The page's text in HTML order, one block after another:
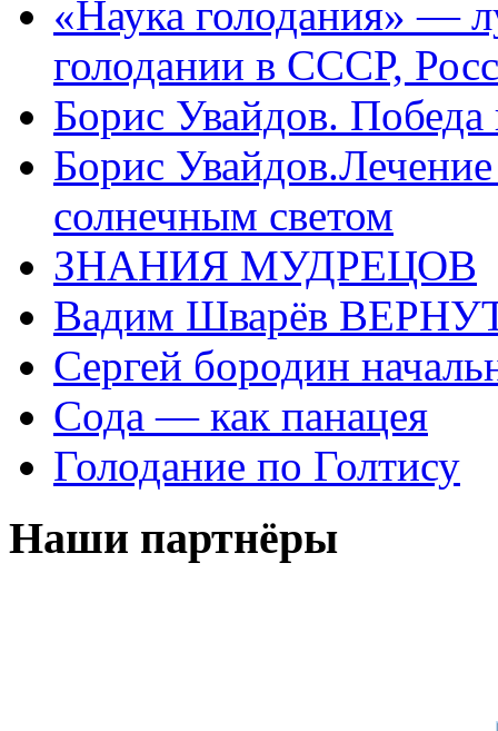
«Наука голодания» —
голодании в СССР,
Борис Увайдов.
Борис
солнечным светом
ЗНАНИЯ МУДРЕЦОВ
Вадим Шварёв
Сергей бородин
Сода — как панацея
Голодание по Голтису
Наши партнёры